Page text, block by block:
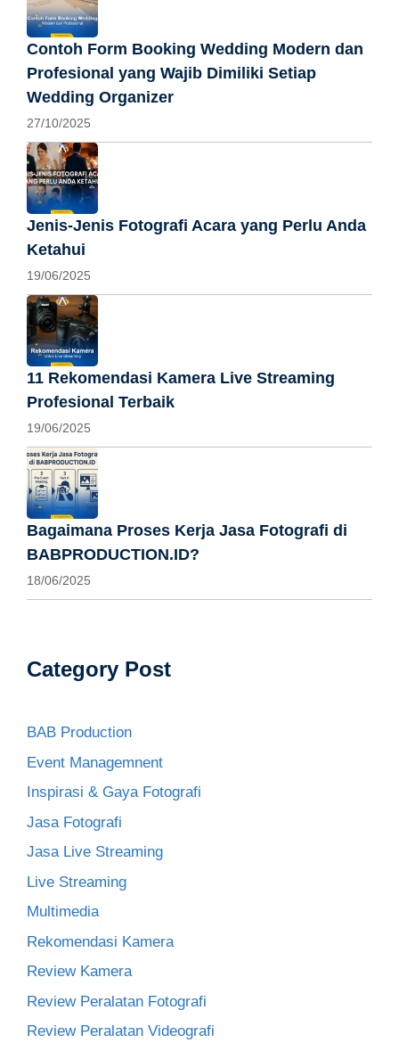
Contoh Form Booking Wedding Modern dan
Profesional yang Wajib Dimiliki Setiap
Wedding Organizer
27/10/2025
Jenis-Jenis Fotografi Acara yang Perlu Anda
Ketahui
19/06/2025
11 Rekomendasi Kamera Live Streaming
Profesional Terbaik
19/06/2025
Bagaimana Proses Kerja Jasa Fotografi di
BABPRODUCTION.ID?
18/06/2025
Category Post
BAB Production
Event Managemnent
Inspirasi & Gaya Fotografi
Jasa Fotografi
Jasa Live Streaming
Live Streaming
Multimedia
Rekomendasi Kamera
Review Kamera
Review Peralatan Fotografi
Review Peralatan Videografi